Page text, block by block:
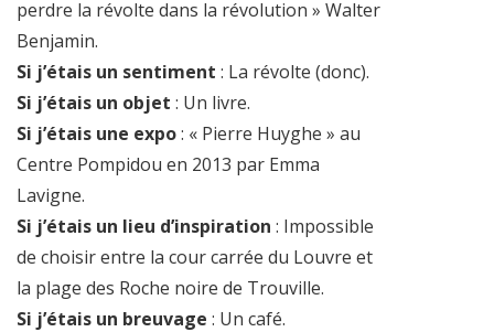
perdre la révolte dans la révolution » Walter
Benjamin.
Si j’étais un sentiment : La révolte (donc).
Si j’étais un objet : Un livre.
Si j’étais une expo: « Pierre Huyghe » au
Centre Pompidou en 2013 par Emma
Lavigne.
Si j’étais un lieu d’inspiration : Impossible
de choisir entre la cour carrée du Louvre et
la plage des Roche noire de Trouville.
Si j’étais un breuvage : Un café.